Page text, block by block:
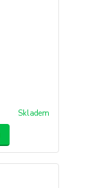
Skladem